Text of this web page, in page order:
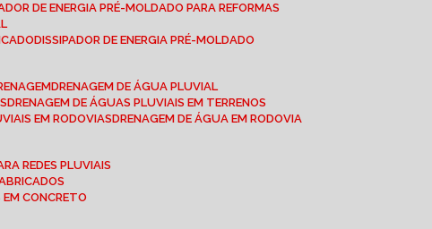
DE ENERGIA PRÉ-MOLDADO PARA REFORMAS
DISSIPADOR DE ENERGIA PRÉ-MOLDADO
DRENAGEM DE ÁGUA PLUVIAL
DRENAGEM DE ÁGUAS PLUVIAIS EM TERRENOS
EM RODOVIAS
DRENAGEM DE ÁGUA EM RODOVIA
REDES PLUVIAIS
EM CONCRETO